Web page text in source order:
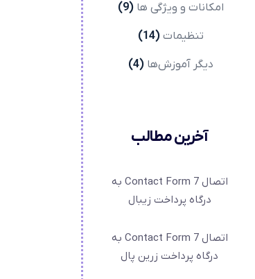
امکانات و ویژگی ها (9)
تنظیمات (14)
دیگر آموزش‌ها (4)
آخرین مطالب
اتصال Contact Form 7 به
درگاه پرداخت زیبال
اتصال Contact Form 7 به
درگاه پرداخت زرین پال